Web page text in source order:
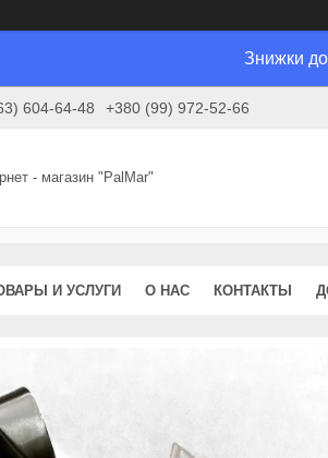
Знижки до
604-64-48 +380 (99) 972-52-66
- магазин "PalMar"
И УСЛУГИ О НАС КОНТАКТЫ